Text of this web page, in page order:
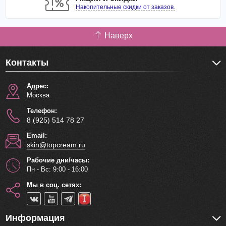
Накопительные скидки от заказов.
Наверх
Контакты
Адрес:
Москва
Телефон:
8 (925) 514 78 27
Email:
skin@topcream.ru
Рабочие дни/часы:
Пн - Вс: 9:00 - 16:00
Мы в соц. сетях:
Информация